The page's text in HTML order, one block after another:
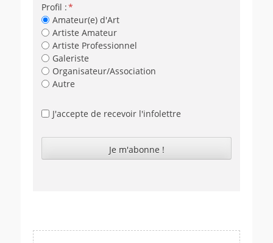
Profil :
Amateur(e) d'Art
Artiste Amateur
Artiste Professionnel
Galeriste
Organisateur/Association
Autre
J'accepte de recevoir l'infolettre